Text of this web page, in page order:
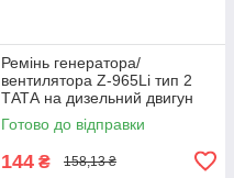
Ремінь генератора/
вентилятора Z-965Li тип 2
ТАТА на дизельний двигун
180N
Готово до відправки
144 ₴ 158,13 ₴